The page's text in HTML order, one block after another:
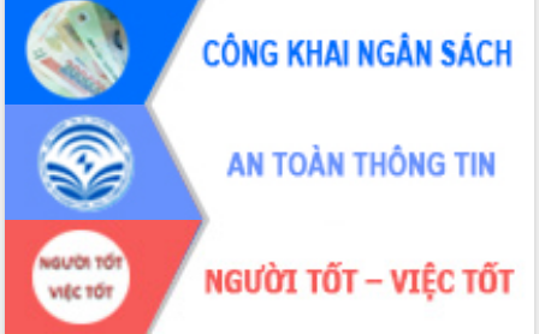
Lấy ý kiến điều chỉnh Quy hoạch tỉnh
Đắk Lắk thời kỳ 2021-2030, tầm nhìn
đến năm 2050
Phát động chiến dịch 30 ngày đêm
giải phóng mặt bằng Tuyến đường bộ
ven biển
Đắk Lắk nỗ lực thúc đẩy tăng trưởng
kinh tế từ 10% trở lên trong Quý
II/2026
Đắk Lắk ký kết thỏa thuận hợp tác về
chuyển đổi số giai đoạn 2026 – 2030
với Tập đoàn Bưu chính Viễn thông
Việt Nam